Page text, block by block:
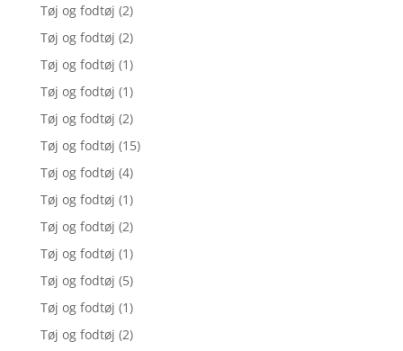
Tøj og fodtøj (2)
Tøj og fodtøj (2)
Tøj og fodtøj (1)
Tøj og fodtøj (1)
Tøj og fodtøj (2)
Tøj og fodtøj (15)
Tøj og fodtøj (4)
Tøj og fodtøj (1)
Tøj og fodtøj (2)
Tøj og fodtøj (1)
Tøj og fodtøj (5)
Tøj og fodtøj (1)
Tøj og fodtøj (2)